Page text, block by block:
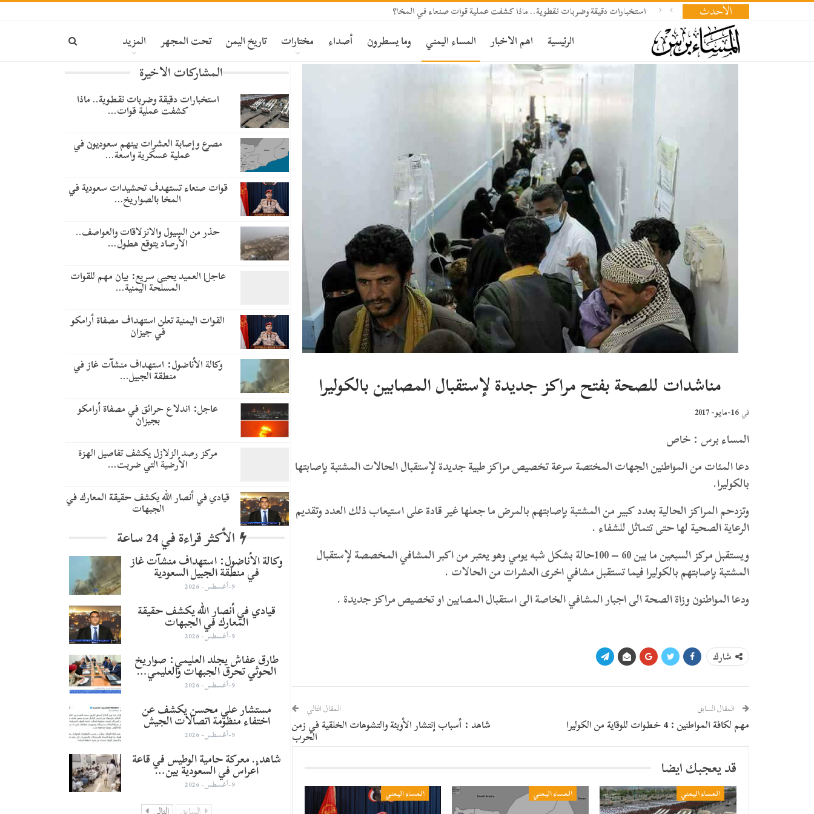
الأحدث استخبارات دقيقة وضربات نقطوية.. ماذا كشفت عملية قوات صنعاء في المخا؟
الرئيسية اهم الاخبار المساء اليمني وما يسطرون أصداء مختارات تاريخ اليمن تحت المجهر المزيد
مناشدات للصحة بفتح مراكز جديدة لإستقبال المصابين بالكوليرا
في 16-مايو- 2017
المساء برس : خاص
دعا المئات من المواطنين الجهات المختصة سرعة تخصيص مراكز طبية جديدة لإستقبال الحالات المشتبة بإصابتها
بالكوليرا.
وتزدحم المراكز الحالية بعدد كبير من المشتبة بإصابتهم بالمرض ما جعلها غير قادة على استيعاب ذلك العدد وتقديم
الرعاية الصحية لها حتى تتماثل للشفاء .
ويستقبل مركز السبعين ما بين 60 – 100حالة بشكل شبه يومي وهو يعتبر من اكبر المشافي المخصصة لإستقبال
المشتبة بإصابتهم بالكوليرا فيما تستقبل مشافي اخرى العشرات من الحالات .
ودعا المواطنون وزاة الصحة الى اجبار المشافي الخاصة الى استقبال المصابين او تخصيص مراكز جديدة .
شارك
المقال السابق
مهم لكافة المواطنين : 4 خطوات للوقاية من الكوليرا
المقال التالي
شاهد : أسباب إنتشار الأوبئة والتشوهات الخلقية في زمن
الحرب
قد يعجبك ايضا
المساء اليمني المساء اليمني المساء اليمني
المشاركات الاخيرة
استخبارات دقيقة وضربات نقطوية.. ماذا
كشفت عملية قوات…
مصرع وإصابة العشرات بينهم سعوديون في
عملية عسكرية واسعة…
قوات صنعاء تستهدف تحشيدات سعودية في
المخا بالصواريخ…
حذر من السيول والانزلاقات والعواصف..
الأرصاد يتوقع هطول…
عاجل| العميد يحيى سريع: بيان مهم للقوات
المسلحة اليمنية…
القوات اليمنية تعلن استهداف مصفاة أرامكو
في جيزان
وكالة الأناضول: استهداف منشآت غاز في
منطقة الجبيل…
عاجل: اندلاع حرائق في مصفاة أرامكو
بجيزان
مركز رصد الزلازل يكشف تفاصيل الهزة
الأرضية التي ضربت…
قيادي في أنصار الله يكشف حقيقة المعارك في
الجبهات
الأكثر قراءة في 24 ساعة
وكالة الأناضول: استهداف منشآت غاز
في منطقة الجبيل السعودية
9-أغسطس- 2026
قيادي في أنصار الله يكشف حقيقة
المعارك في الجبهات
9-أغسطس- 2026
طارق عفاش يجلد العليمي: صواريخ
الحوثي تحرق الجبهات والعليمي…
9-أغسطس- 2026
مستشار علي محسن يكشف عن
اختفاء منظومة اتصالات الجيش
9-أغسطس- 2026
شاهد.. معركة حامية الوطيس في قاعة
أعراس في السعودية بين…
9-أغسطس- 2026